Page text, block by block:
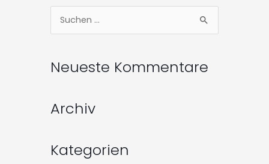
Suchen
nach:
Neueste Kommentare
Archiv
Kategorien